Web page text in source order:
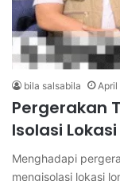
bila salsabila April
Pergerakan
Isolasi
Menghadapi
mengisolasi lokasi